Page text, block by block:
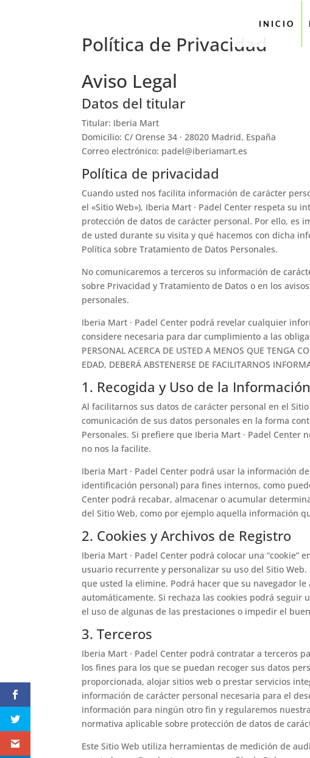
INICIO
Política de Privacidad
Aviso Legal
Datos del titular
Titular: Iberia Mart
Domicilio: C/ Orense 34 · 28020 Madrid, España
Correo electrónico: padel@iberiamart.es
Política de privacidad
Cuando usted nos facilita información de carácter
el «Sitio Web»), Iberia Mart · Padel Center respeta su
protección de datos de carácter personal. Por ello, es
de usted durante su visita y qué hacemos con dicha
Política sobre Tratamiento de Datos Personales.
No comunicaremos a terceros su información de
sobre Privacidad y Tratamiento de Datos o en los
personales.
Iberia Mart · Padel Center podrá revelar cualquier
considere necesaria para dar cumplimiento a las
PERSONAL ACERCA DE USTED A MENOS QUE TENGA
EDAD, DEBERÁ ABSTENERSE DE FACILITARNOS
1. Recogida y Uso de la Información
Al facilitarnos sus datos de carácter personal en el
comunicación de sus datos personales en la forma
Personales. Si prefiere que Iberia Mart · Padel
no nos la facilite.
Iberia Mart · Padel Center podrá usar la información
identificación personal) para fines internos, como
Center podrá recabar, almacenar o acumular
del Sitio Web, como por ejemplo aquella información
2. Cookies y Archivos de Registro
Iberia Mart · Padel Center podrá colocar una
usuario recurrente y personalizar su uso del Sitio
que usted la elimine. Podrá hacer que su navegador
automáticamente. Si rechaza las cookies podrá
el uso de algunas de las prestaciones o impedir el
3. Terceros
Iberia Mart · Padel Center podrá contratar a terceros
los fines para los que se puedan recoger sus datos
proporcionada, alojar sitios web o prestar servicios
información de carácter personal necesaria para el
información para ningún otro fin y regularemos
normativa aplicable sobre protección de datos de
Este Sitio Web utiliza herramientas de medición de